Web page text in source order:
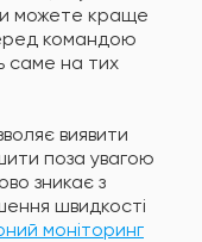
можете краще
командою
саме на тих
виявити
поза увагою
зникає з
швидкості
моніторинг